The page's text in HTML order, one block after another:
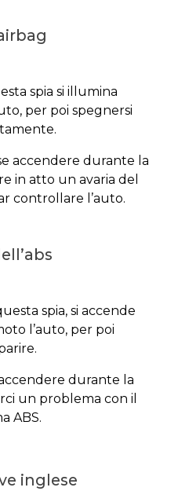
spia si illumina
per poi spegnersi
accendere durante la
in atto un avaria del
controllare l’auto.
spia, si accende
l’auto, per poi
durante la
un problema con il
ABS.
inglese